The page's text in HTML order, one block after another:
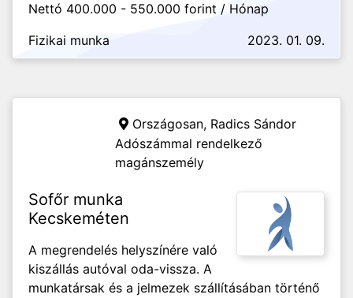
Nettó 400.000 - 550.000 forint / Hónap
Fizikai munka
2023. 01. 09.
Országosan, Radics Sándor
Adószámmal rendelkező
magánszemély
Sofőr munka
Kecskeméten
A megrendelés helyszínére való
kiszállás autóval oda-vissza. A
munkatársak és a jelmezek szállításában történő